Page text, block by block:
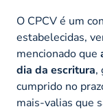
O CPCV é um
estabelecidas,
mencionado que
dia da escritura,
cumprido no
mais-valias que